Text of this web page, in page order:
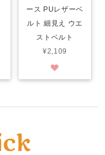
ース PUレザーベ
ルト 細見え ウエ
ストベルト
¥2,109